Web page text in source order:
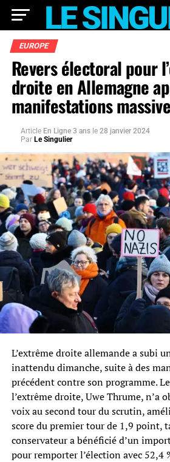
EUROPE
Revers électoral pour
droite en Allemagne
manifestations
Article En Ligne 3 ans le 28 janvier 2024
Par Le Singulier
L’extrême droite allemande a subi
inattendu dimanche, suite à des
précédent contre son programme.
l’extrême droite, Uwe Thrume, n’a
voix au second tour du scrutin,
score du premier tour de 1,9 point,
conservateur a bénéficié d’un
pour remporter l’élection avec 52,4